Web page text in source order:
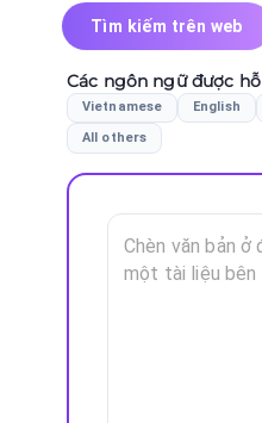
Tìm kiếm trên web
Các ngôn ngữ được
Vietnamese English
All others